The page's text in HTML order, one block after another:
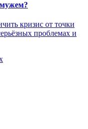
мужем?
кризис от точки
проблемах и